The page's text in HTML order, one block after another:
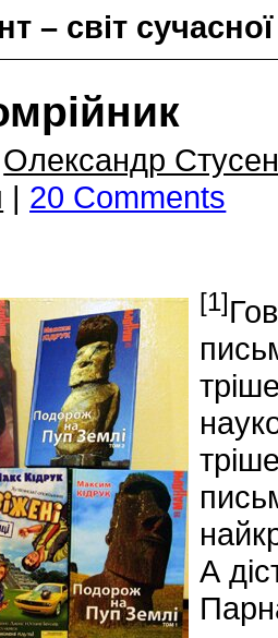
– світ
Олександр
| 20 Comments
[1]
А